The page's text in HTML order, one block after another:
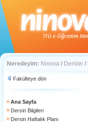
Neredeyim: Ninova / Dersler /
Fakülteye dön
Ana Sayfa
Dersin Bilgileri
Dersin Haftalık Planı